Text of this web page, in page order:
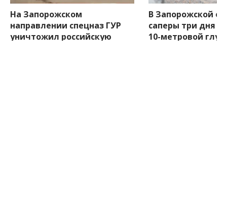
На Запорожском
направлении спецназ ГУР
уничтожил российскую
В Запорожской
саперы три дня
10-метровой